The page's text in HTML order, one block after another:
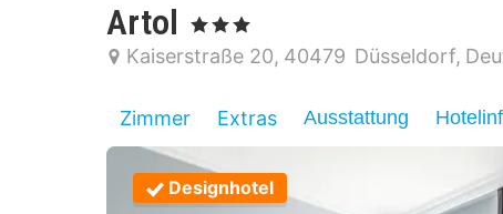
Artol , 3 Sterne
Kaiserstraße 20 40479 Düsseldorf
Zimmer Extras Ausstattung
Designhotel